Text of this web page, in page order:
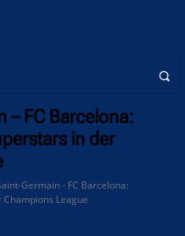
– FC Barcelona:
in der
Germain - FC Barcelona:
League